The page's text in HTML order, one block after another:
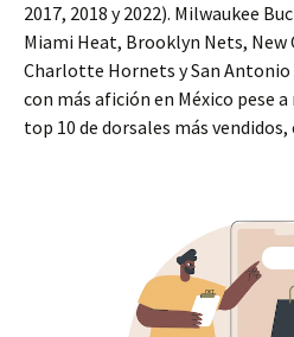
2017, 2018 y 2022). Milwaukee
Miami Heat, Brooklyn Nets, New
Charlotte Hornets y San Antonio
con más afición en México pese
top 10 de dorsales más